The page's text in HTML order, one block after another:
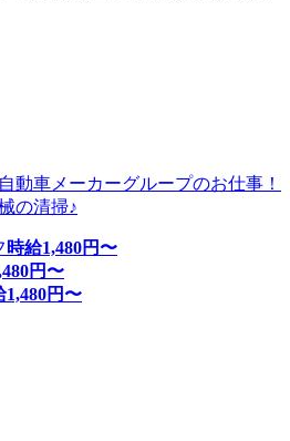
動車メーカーグループのお仕事！
の清掃♪
時給1,480円〜
円〜
1,480円〜